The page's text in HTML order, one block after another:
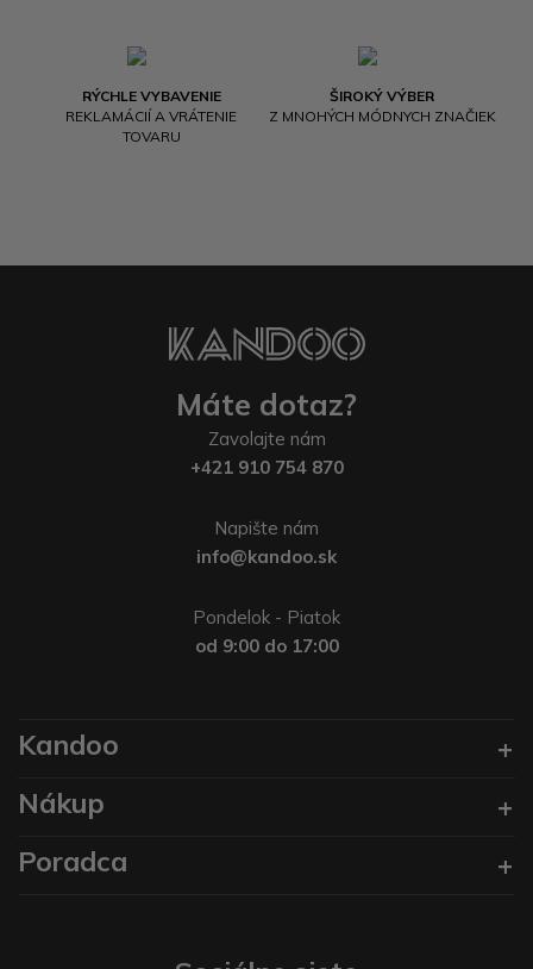
RÝCHLE VYBAVENIE
REKLAMÁCIÍ A VRÁTENIE
TOVARU
ŠIROKÝ VÝBER
Z MNOHÝCH MÓDNYCH ZNAČIEK
Máte dotaz?
Zavolajte nám
+421 910 754 870
Napište nám
info@kandoo.sk
Pondelok - Piatok
od 9:00 do 17:00
Kandoo
Nákup
Poradca